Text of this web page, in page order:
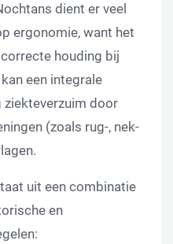
dient er veel
ergonomie, want het
houding bij
een integrale
ziekteverzuim door
(zoals rug-, nek-
uit een combinatie
en